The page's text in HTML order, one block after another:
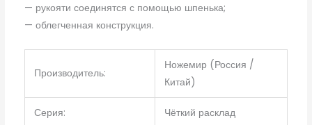
— рукояти соединятся с помощью шпенька;
— облегченная конструкция.
Производитель:
Ножемир (Россия /
Китай)
Серия: Чёткий расклад